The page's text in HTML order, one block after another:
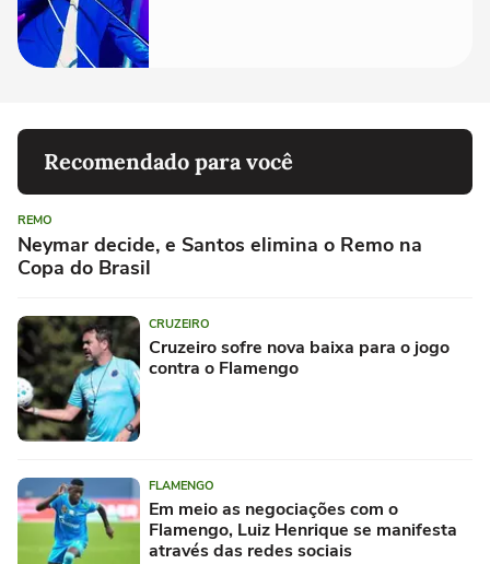
Recomendado para você
REMO
Neymar decide, e Santos elimina o Remo na
Copa do Brasil
CRUZEIRO
Cruzeiro sofre nova baixa para o jogo
contra o Flamengo
FLAMENGO
Em meio as negociações com o
Flamengo, Luiz Henrique se manifesta
através das redes sociais